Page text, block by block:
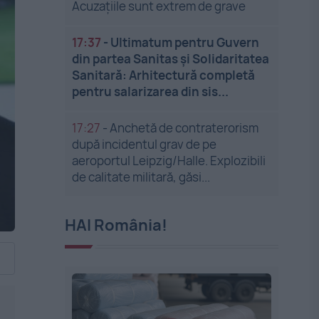
Acuzațiile sunt extrem de grave
17:37 - Ultimatum pentru Guvern
din partea Sanitas și Solidaritatea
Sanitară: Arhitectură completă
pentru salarizarea din sis...
17:27 -Anchetă de contraterorism
după incidentul grav de pe
aeroportul Leipzig/Halle. Explozibili
de calitate militară, găsi...
HAI România!